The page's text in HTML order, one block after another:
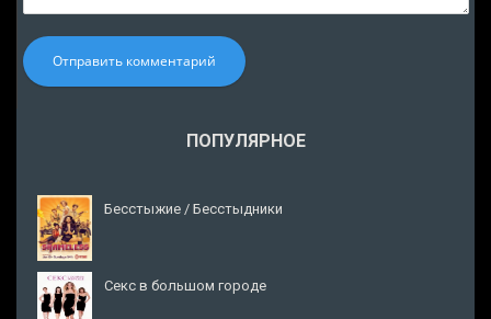
Отправить комментарий
ПОПУЛЯРНОЕ
Бесстыжие / Бесстыдники
Секс в большом городе